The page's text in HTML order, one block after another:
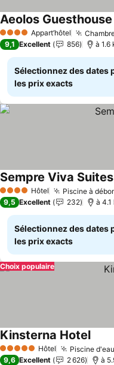
4 Étoiles Appart’hôtel
Aeolos Guesthouse
9,1 Excellent 856 à 1.6
Sélectionnez des dates
les prix exacts
4 Étoiles Hôtel Piscine à
Sempre Viva Suites
9,5 Excellent 232 à
Sélectionnez des dates
les prix exacts
Choix populaire
5 Étoiles Hôtel Piscine
Kinsterna Hotel
9,6 Excellent 2 626 à